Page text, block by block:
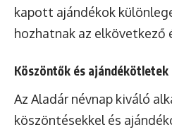
kapott ajándékok
hozhatnak az elkövetkező
Köszöntők és ajándékötletek
Az Aladár névnap kiváló
köszöntésekkel és